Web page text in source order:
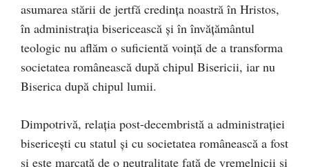
asumarea stării de jertfă credinţa noastră în Hristos,
în administraţia bisericească şi în învăţământul
teologic nu aflăm o suficientă voinţă de a transforma
societatea românească după chipul Bisericii, iar nu
Biserica după chipul lumii.
Dimpotrivă, relaţia post-decembristă a administraţiei
bisericeşti cu statul şi cu societatea românească a fost
şi este marcată de o neutralitate faţă de vremelnicii şi